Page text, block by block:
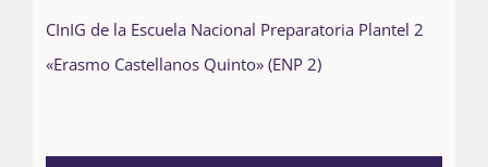
CInIG de la Escuela Nacional Preparatoria Plantel 2
«Erasmo Castellanos Quinto» (ENP 2)